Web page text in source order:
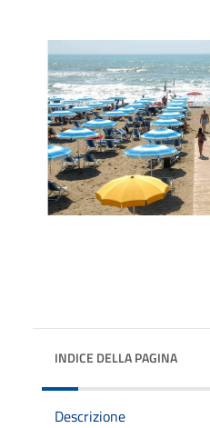
INDICE DELLA PAGINA
Descrizione